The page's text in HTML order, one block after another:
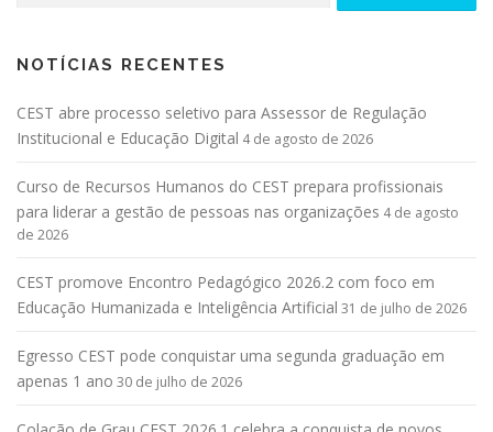
NOTÍCIAS RECENTES
CEST abre processo seletivo para Assessor de Regulação
Institucional e Educação Digital 4 de agosto de 2026
Curso de Recursos Humanos do CEST prepara profissionais
para liderar a gestão de pessoas nas organizações 4 de agosto
de 2026
CEST promove Encontro Pedagógico 2026.2 com foco em
Educação Humanizada e Inteligência Artificial 31 de julho de 2026
Egresso CEST pode conquistar uma segunda graduação em
apenas 1 ano 30 de julho de 2026